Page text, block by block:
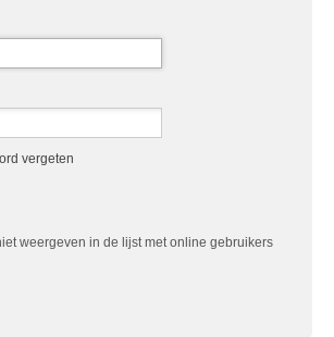
vergeten
weergeven in de lijst met online gebruikers